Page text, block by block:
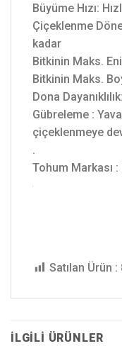
Büyüme Hızı:
Çiçeklenme
kadar
Bitkinin Maks.
Bitkinin Maks.
Dona
Gübreleme :
çiçeklenmeye
.
Tohum Markası
Satılan Ürün :
İLGILI ÜRÜNLER